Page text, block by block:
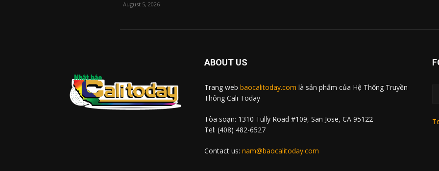
August 5, 2026
ABOUT US
Trang web baocalitoday.com là sản phẩm của Hệ Thống Truyền
Thông Cali Today
Tòa soạn: 1310 Tully Road #109, San Jose, CA 95122
Tel: (408) 482-6527
Contact us: nam@baocalitoday.com